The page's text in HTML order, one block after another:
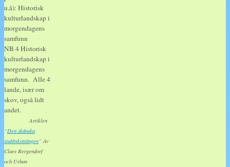
u.å): Historisk
kulturlandskap i
morgendagens
samfunn
NB 4 Historisk
kulturlandskap i
morgendagens
samfunn. Alle 4
lande, især om
skov, også lidt
andet.
Artiklen
“Den skånska
stubbskottängen” Av
Claes Bergendorf
och Urban